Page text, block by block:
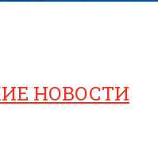
НОВОСТИ